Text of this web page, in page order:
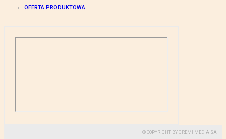
OFERTA PRODUKTOWA
© COPYRIGHT BY GREMI MEDIA SA